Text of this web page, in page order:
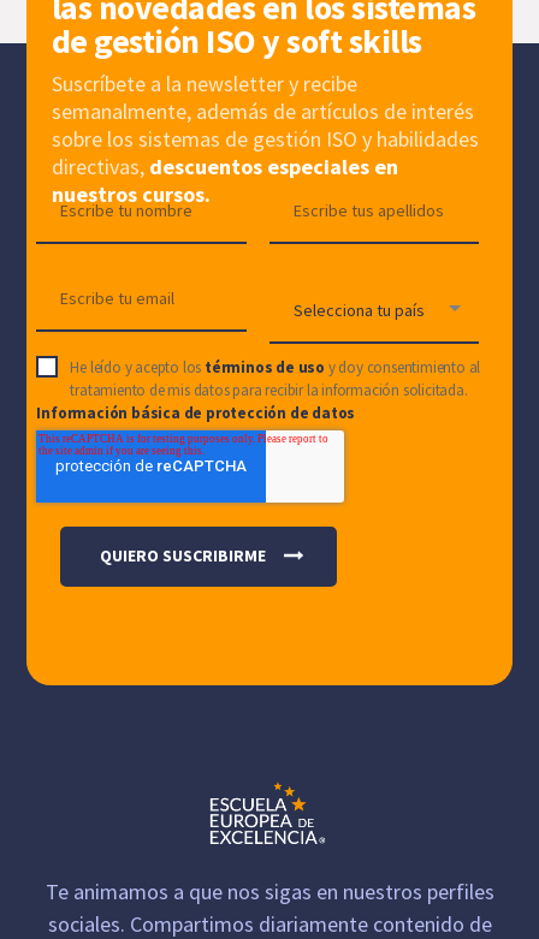
de gestión ISO y soft skills
Suscríbete a la newsletter y recibe
semanalmente, además de artículos de interés
sobre los sistemas de gestión ISO y habilidades
directivas, descuentos especiales en
nuestros cursos.
He leído y acepto los términos de uso y doy consentimiento al
tratamiento de mis datos para recibir la información solicitada.
Información básica de protección de datos
Te animamos a que nos sigas en nuestros perfiles
sociales. Compartimos diariamente contenido de